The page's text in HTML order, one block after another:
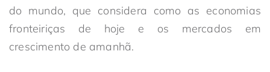
do mundo, que considera como as economias
fronteiriças de hoje e os mercados em
crescimento de amanhã.